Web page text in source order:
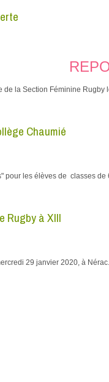
la Section Féminine Rugby
Chaumié
pour les élèves de classes de
Rugby à XIII
29 janvier 2020, à Nérac.